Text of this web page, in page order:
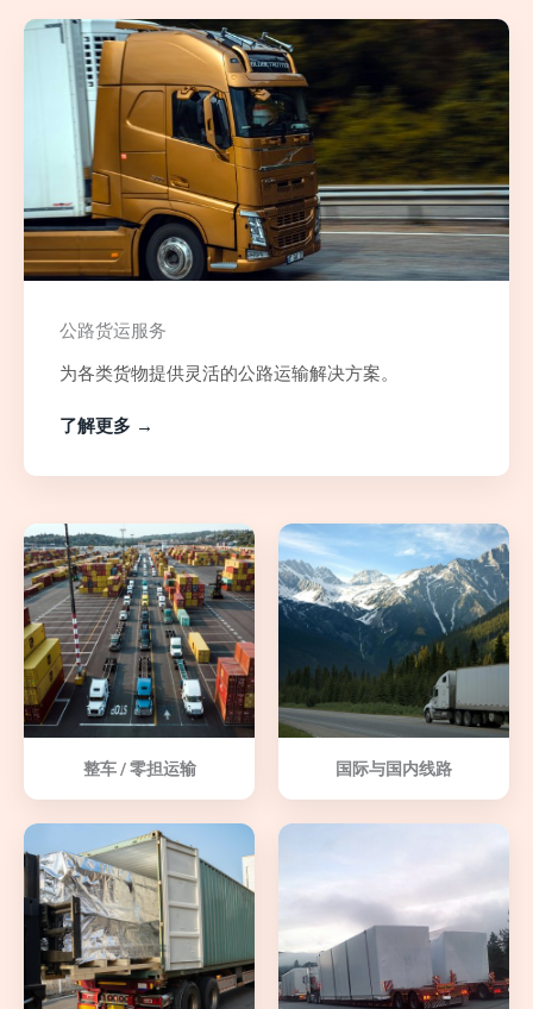
公路货运服务
为各类货物提供灵活的公路运输解决方案。
了解更多 →
整车 / 零担运输 国际与国内线路